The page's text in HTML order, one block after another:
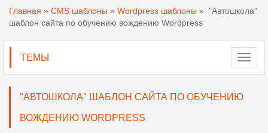
Главная » CMS шаблоны » Wordpress шаблоны » "Автошкола"
шаблон сайта по обучению вождению Wordpress
ТЕМЫ
"АВТОШКОЛА" ШАБЛОН САЙТА ПО ОБУЧЕНИЮ
ВОЖДЕНИЮ WORDPRESS